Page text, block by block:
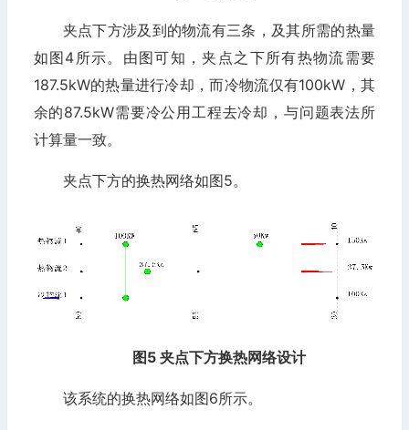
夹点下方涉及到的物流有三条，及其所需的热量
如图4所示。由图可知，夹点之下所有热物流需要
187.5kW的热量进行冷却，而冷物流仅有100kW，其
余的87.5kW需要冷公用工程去冷却，与问题表法所
计算量一致。
夹点下方的换热网络如图5。
图5 夹点下方换热网络设计
该系统的换热网络如图6所示。